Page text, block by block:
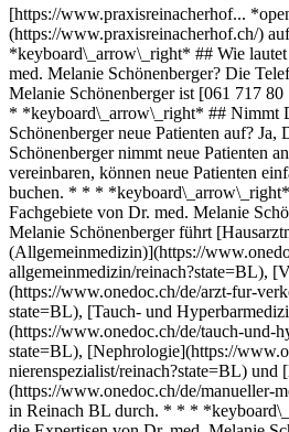
[https://www.praxisreinacherhof...
(https://www.praxisreinacherhof.ch/)
*keyboard\_arrow\_right* ## Wie
med. Melanie Schönenberger? Die
Melanie Schönenberger ist [061 717
* *keyboard\_arrow\_right* ## Nimmt
Schönenberger neue Patienten auf? Ja,
Schönenberger nimmt neue Patienten
vereinbaren, können neue Patienten
buchen. * * *
Fachgebiete von Dr. med. Melanie
Melanie Schönenberger führt
(Allgemeinmedizin)](https://
allgemeinmedizin/reinach?state=BL),
(https://www.onedoc.ch/de/arzt-fur-
state=BL), [Tauch- und
(https://www.onedoc.ch/de/tauch-und-
state=BL), [Nephrologie](https://
nierenspezialist/reinach?state=BL)
(https://www.onedoc.ch/de/manueller-
in Reinach BL durch. * * *